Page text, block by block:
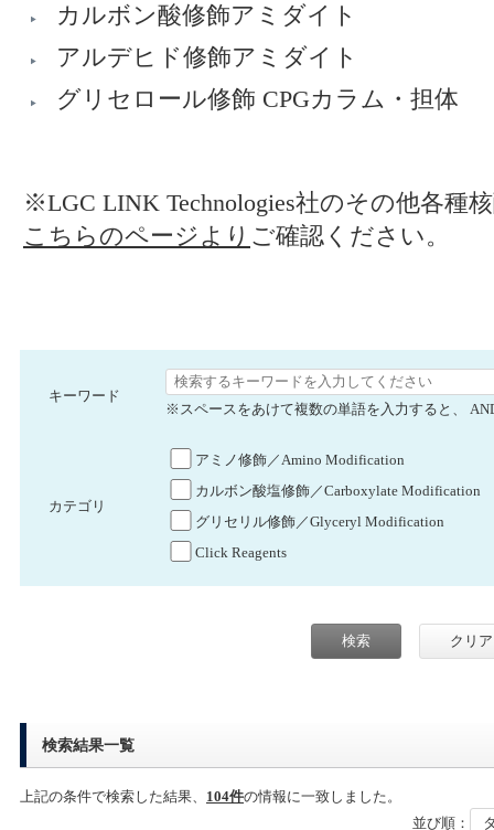
カルボン酸修飾アミダイト
アルデヒド修飾アミダイト
グリセロール修飾 CPGカラム・担体
※LGC LINK Technologies社のその他各種
こちらのページより ご確認ください。
キーワード
※スペースをあけて複数の単語を入力すると、
カテゴリ
アミノ修飾／Amino Modification
カルボン酸塩修飾／Carboxylate Modification
グリセリル修飾／Glyceryl Modification
Click Reagents
検索結果一覧
上記の条件で検索した結果、 104件の情報に一致しました。
並び順：